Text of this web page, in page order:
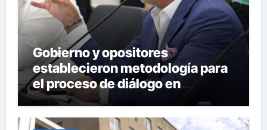
Gobierno y opositores
establecieron metodología para
el proceso de diálogo en
Venezuela